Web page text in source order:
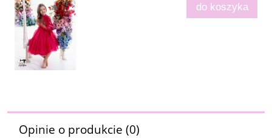
do koszyka
Opinie o produkcie (0)